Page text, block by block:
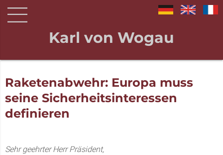
Karl von Wogau
Raketenabwehr: Europa muss
seine Sicherheitsinteressen
definieren
Sehr geehrter Herr Präsident,